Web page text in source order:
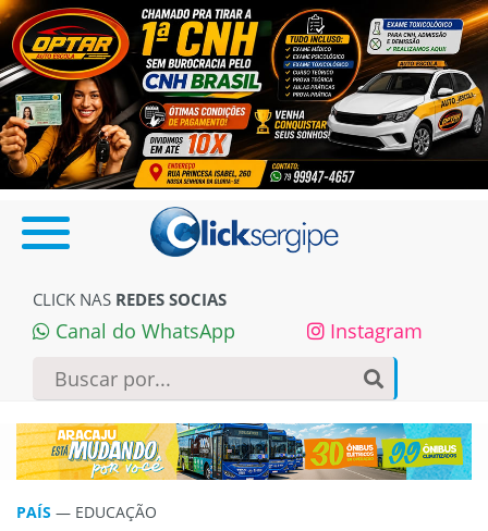
CLICK NAS REDES SOCIAS
Canal do WhatsApp Instagram
PAÍS — EDUCAÇÃO